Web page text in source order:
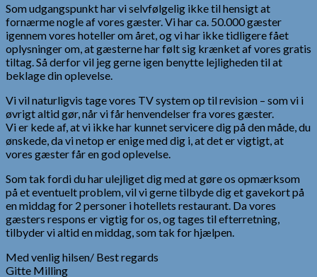
Som udgangspunkt har vi selvfølgelig ikke til hensigt at
fornærme nogle af vores gæster. Vi har ca. 50.000 gæster
igennem vores hoteller om året, og vi har ikke tidligere fået
oplysninger om, at gæsterne har følt sig krænket af vores gratis
tiltag. Så derfor vil jeg gerne igen benytte lejligheden til at
beklage din oplevelse.
Vi vil naturligvis tage vores TV system op til revision – som vi i
øvrigt altid gør, når vi får henvendelser fra vores gæster.
Vi er kede af, at vi ikke har kunnet servicere dig på den måde, du
ønskede, da vi netop er enige med dig i, at det er vigtigt, at
vores gæster får en god oplevelse.
Som tak fordi du har ulejliget dig med at gøre os opmærksom
på et eventuelt problem, vil vi gerne tilbyde dig et gavekort på
en middag for 2 personer i hotellets restaurant. Da vores
gæsters respons er vigtig for os, og tages til efterretning,
tilbyder vi altid en middag, som tak for hjælpen.
Med venlig hilsen/ Best regards
Gitte Milling